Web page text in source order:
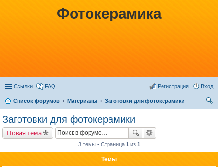
Фотокерамика
Ссылки FAQ Вход
Регистрация
Список форумов Материалы
Заготовки для фотокерамики
Заготовки для фотокерамики
Новая тема
3 темы • Страница 1 из 1
Темы